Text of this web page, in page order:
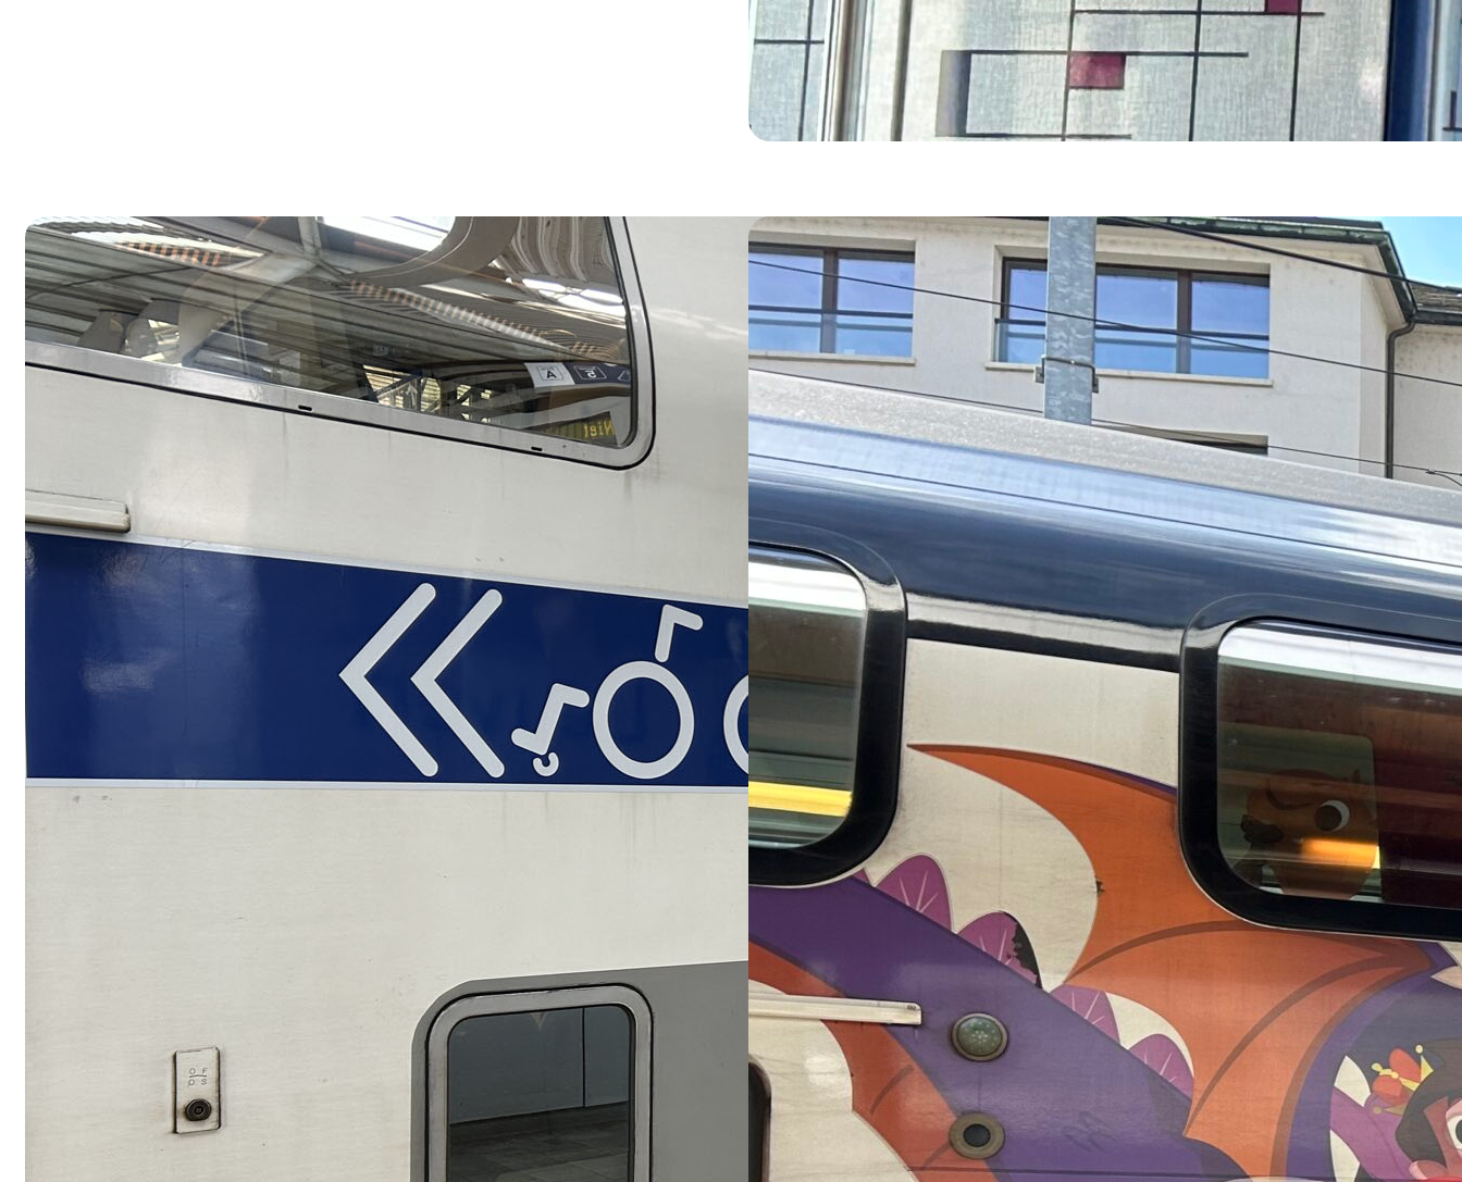
Vélo+train : tout compte fait,
Coupler le vélo et le train est une
Read More